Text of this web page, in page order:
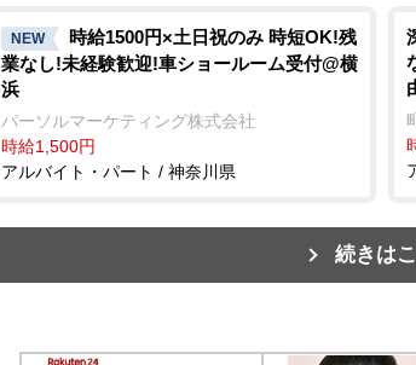
NEW
時給1500円×土日祝のみ 時短OK!残
業なし!未経験歓迎!車ショールーム受付@横
浜
パーソルマーケティング株式会社
時給1,500円
アルバイト・パート / 神奈川県
続きは